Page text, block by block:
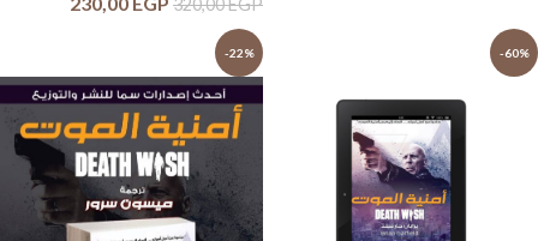
-60%
-22%